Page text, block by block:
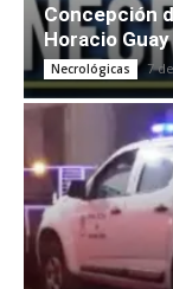
Concepción
Horacio Guay
Necrológicas 7